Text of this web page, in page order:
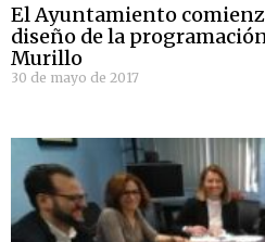
El Ayuntamiento
diseño de la
Murillo
30 de mayo de 2017